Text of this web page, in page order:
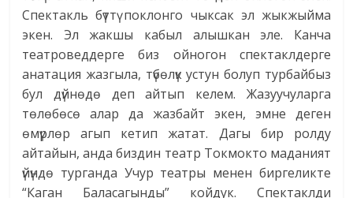
Спектакль бүттү поклонго чыксак эл жыкжыйма
экен. Эл жакшы кабыл алышкан эле. Канча
театроведдерге биз ойногон спектаклдерге
анатация жазгыла, түбөлүк устун болуп турбайбыз
бул дүйнөдө деп айтып келем. Жазуучуларга
төлөбөсө алар да жазбайт экен, эмне деген
өмүрлөр агып кетип жатат. Дагы бир ролду
айтайын, анда биздин театр Токмокто маданият
үйүндө турганда Учур театры менен биргеликте
“Каган Баласагынды” койдук. Спектаклди